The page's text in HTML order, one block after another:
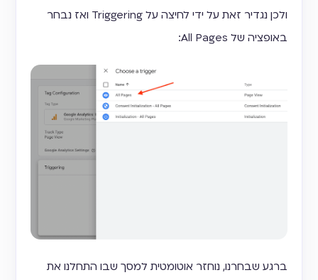
ולכן נגדיר זאת על ידי לחיצה על Triggering ואז נבחר
באופציה של All Pages:
ברגע שבחרנו, נוחזר אוטומטית למסך שבו התחלנו את